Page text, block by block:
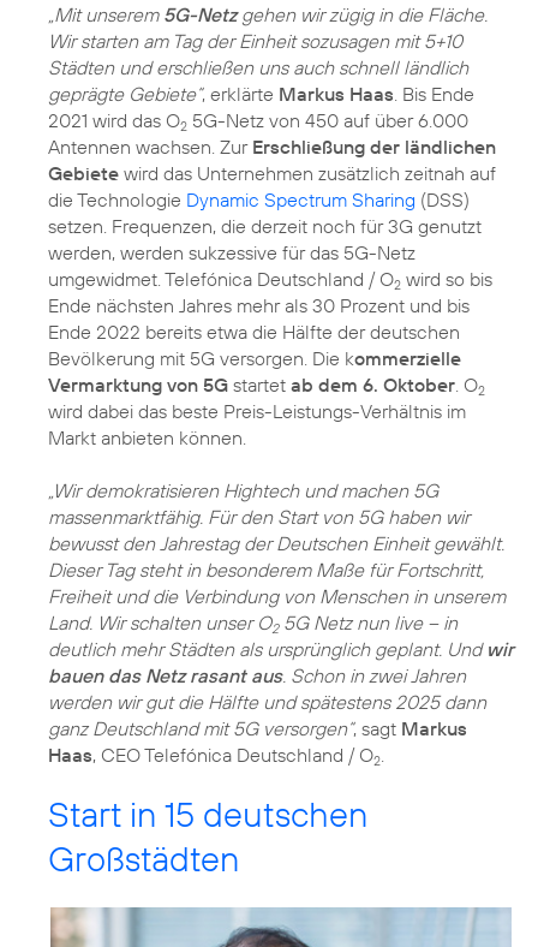
„Mit unserem 5G-Netzgehen wir zügig in die Fläche.
Wir starten am Tag der Einheit sozusagen mit 5+10
Städten und erschließen uns auch schnell ländlich
geprägte Gebiete“, erklärte Markus Haas . Bis Ende
2021 wird das O2 5G-Netz von 450 auf über 6.000
Antennen wachsen. Zur Erschließung der ländlichen
Gebiete wird das Unternehmen zusätzlich zeitnah auf
die Technologie Dynamic Spectrum Sharing (DSS)
setzen. Frequenzen, die derzeit noch für 3G genutzt
werden, werden sukzessive für das 5G-Netz
umgewidmet. Telefónica Deutschland / O2 wird so bis
Ende nächsten Jahres mehr als 30 Prozent und bis
Ende 2022 bereits etwa die Hälfte der deutschen
Bevölkerung mit 5G versorgen. Die kommerzielle
Vermarktung von 5G startet ab dem 6. Oktober . O2
wird dabei das beste Preis-Leistungs-Verhältnis im
Markt anbieten können.
„Wir demokratisieren Hightech und machen 5G
massenmarktfähig. Für den Start von 5G haben wir
bewusst den Jahrestag der Deutschen Einheit gewählt.
Dieser Tag steht in besonderem Maße für Fortschritt,
Freiheit und die Verbindung von Menschen in unserem
Land. Wir schalten unser O25G Netz nun live – in
deutlich mehr Städten als ursprünglich geplant. Und wir
bauen das Netz rasant aus. Schon in zwei Jahren
werden wir gut die Hälfte und spätestens 2025 dann
ganz Deutschland mit 5G versorgen“, sagt Markus
Haas, CEO Telefónica Deutschland / O2
Start in 15 deutschen
Großstädten